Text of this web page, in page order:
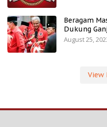
Beragam
Dukung
August 25,
View